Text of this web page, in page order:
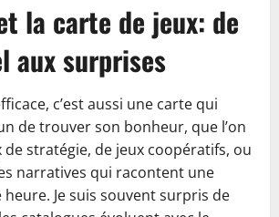
la carte de jeux: de
aux surprises
c’est aussi une carte qui
de trouver son bonheur, que l’on
de stratégie, de jeux coopératifs, ou
narratives qui racontent une
Je suis souvent surpris de